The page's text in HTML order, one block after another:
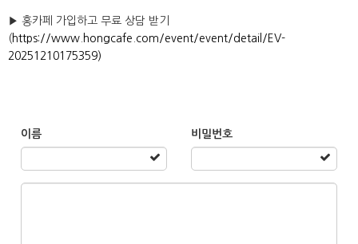
▶ 홍카페 가입하고 무료 상담 받기
( https://www.hongcafe.com/event/event/detail/EV-
20251210175359)
이름 비밀번호